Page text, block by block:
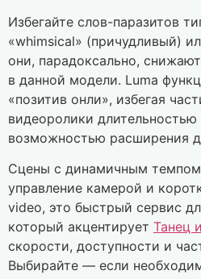
Избегайте слов-паразитов
«whimsical» (причудливый)
они, парадоксально,
в данной модели. Luma
«позитив онли», избегая
видеоролики длительностью
возможностью расширения
Сцены с динамичным
управление камерой и
video, это быстрый сервис
который акцентирует Танец
скорости, доступности и
Выбирайте — если